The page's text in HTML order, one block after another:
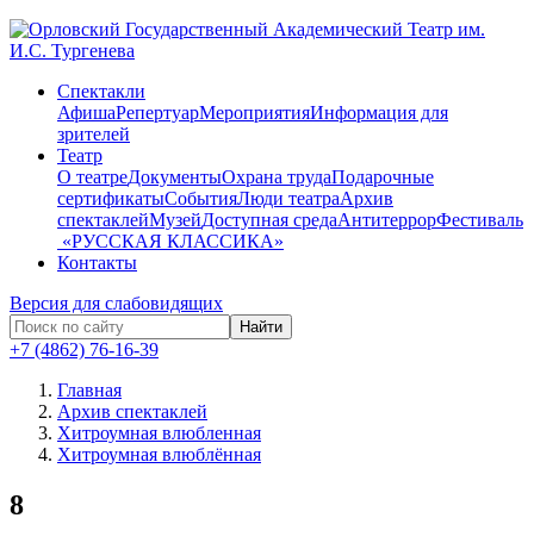
Спектакли
АфишаРепертуарМероприятияИнформация для
зрителей
Театр
О театреДокументыОхрана трудаПодарочные
сертификатыСобытияЛюди театраАрхив
спектаклейМузейДоступная средаАнтитеррорФестиваль
​ «РУССКАЯ КЛАССИКА»
Контакты
Версия для слабовидящих
Найти
+7 (4862) 76-16-39
Главная
Архив спектаклей
Хитроумная влюбленная
Хитроумная влюблённая
8